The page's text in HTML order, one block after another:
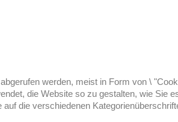
werden, meist in Form von \
die Website so zu gestalten, wie Sie
die verschiedenen